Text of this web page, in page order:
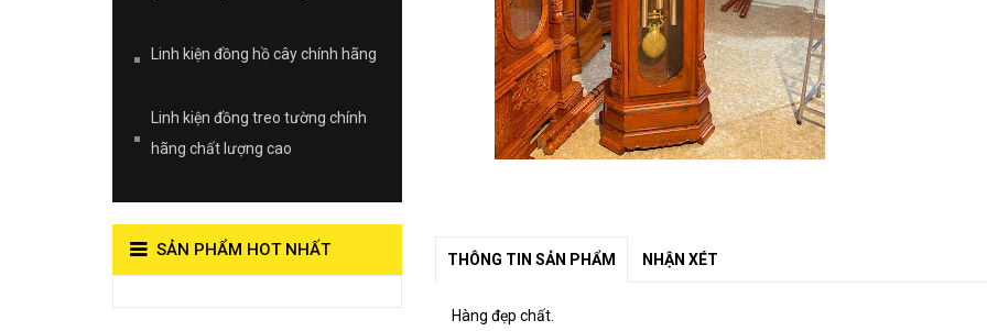
THÔNG TIN SẢN PHẨM NHẬN XÉT
Hàng đẹp chất.
Linh kiện đồng hồ cây chính hãng
Linh kiện đồng treo tường chính
hãng chất lượng cao
SẢN PHẨM HOT NHẤT